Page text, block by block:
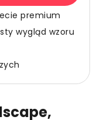
premium
wygląd wzoru